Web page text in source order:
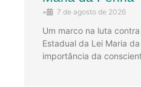
• 7 de agosto de 2026
Um marco na luta
Estadual da Lei Maria
importância da